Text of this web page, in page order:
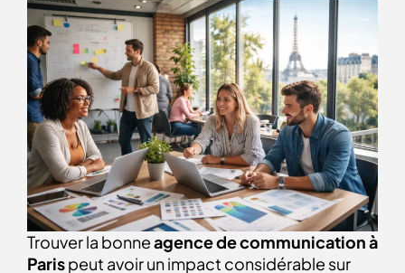
Trouver la bonneagence de communication à
Parispeut avoir un impact considérable sur